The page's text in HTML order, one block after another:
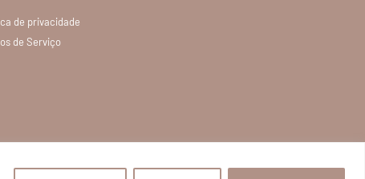
de privacidade
de Serviço